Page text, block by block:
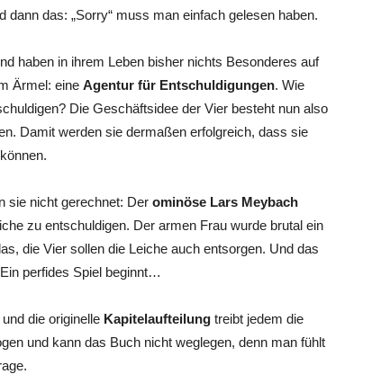
das: „Sorry“ muss man einfach gelesen haben.
haben in ihrem Leben bisher nichts Besonderes auf
Ärmel: eine Agentur für Entschuldigungen. Wie
Die Geschäftsidee der Vier besteht nun also
Damit werden sie dermaßen erfolgreich, dass sie
sie nicht gerechnet: Der ominöse Lars Meybach
zu entschuldigen. Der armen Frau wurde brutal ein
die Vier sollen die Leiche auch entsorgen. Und das
perfides Spiel beginnt…
die originelle Kapitelaufteilung treibt jedem die
und kann das Buch nicht weglegen, denn man fühlt